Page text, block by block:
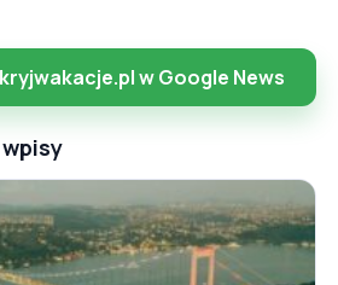
w Google News